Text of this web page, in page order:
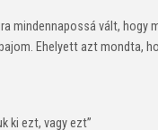
mindennapossá vált,
Ehelyett azt mondta,
ki ezt, vagy ezt”